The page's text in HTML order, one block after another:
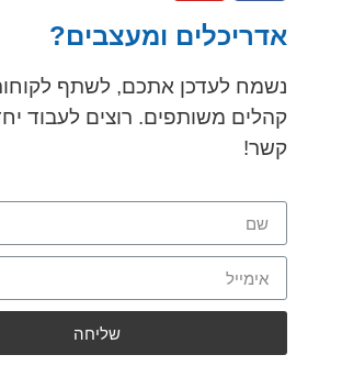
אדריכלים ומעצבים?
נשמח לעדכן אתכם, לשתף לקוחות
קהלים משותפים. רוצים לעבוד
קשר!
שליחה